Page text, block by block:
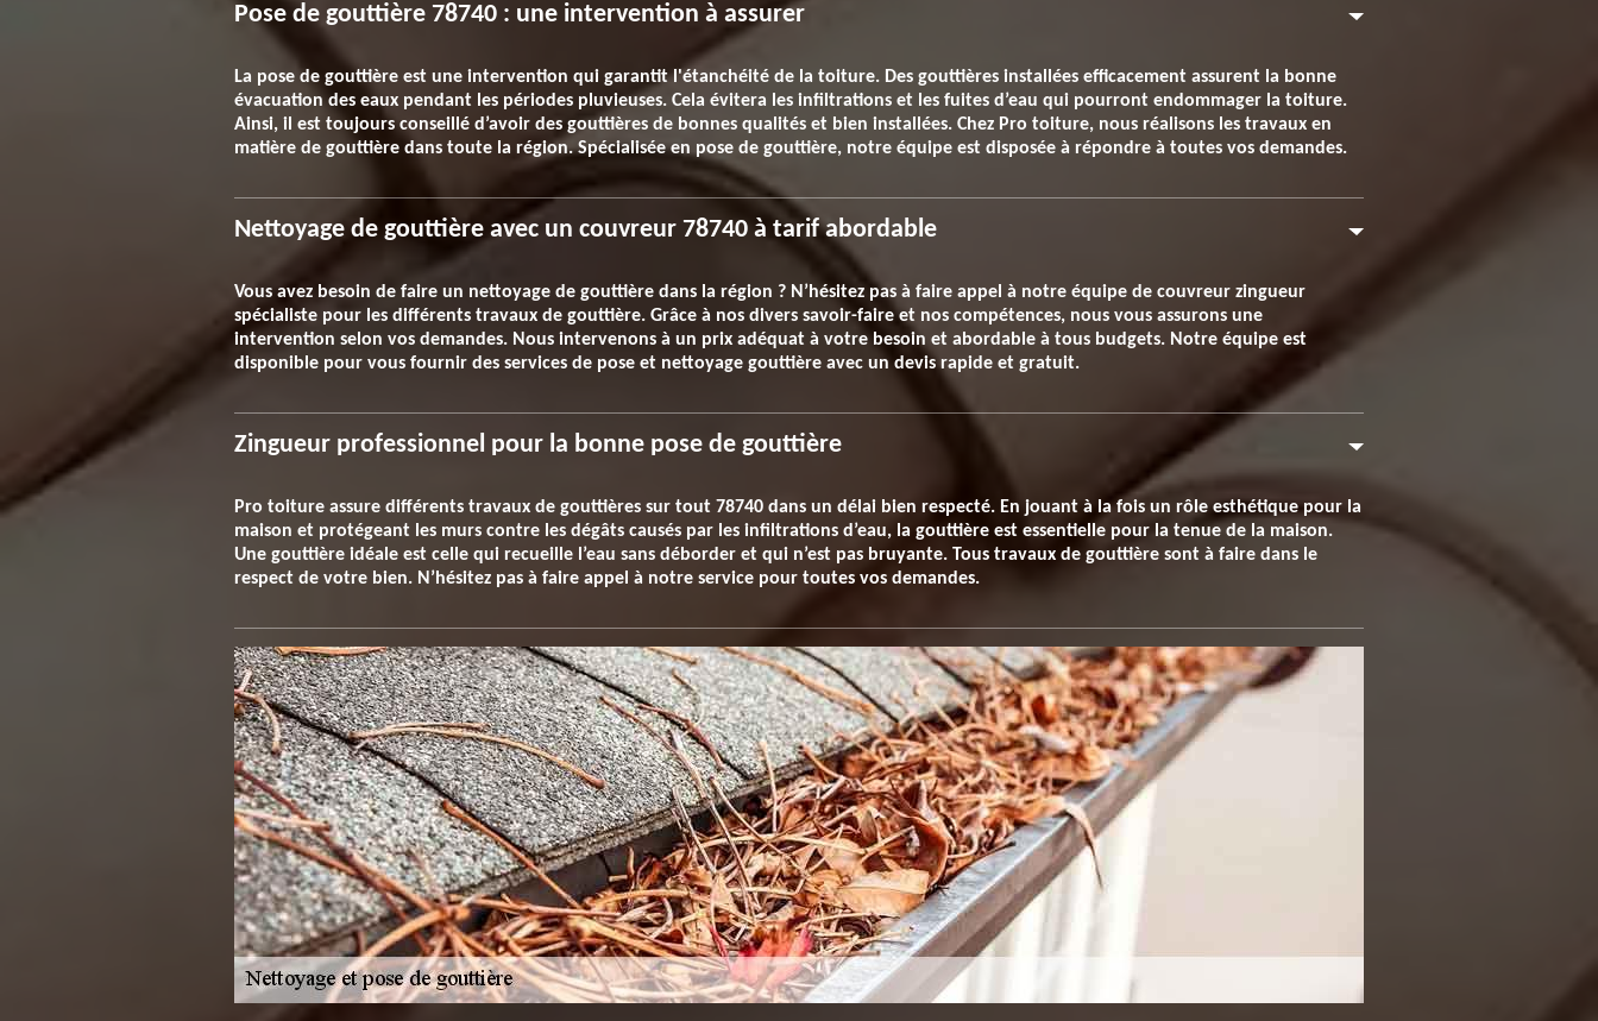
Pose de gouttière 78740 : une intervention à assurer
La pose de gouttière est une intervention qui garantit l'étanchéité de la toiture. Des gouttières installées efficacement assurent la bonne
évacuation des eaux pendant les périodes pluvieuses. Cela évitera les infiltrations et les fuites d’eau qui pourront endommager la toiture.
Ainsi, il est toujours conseillé d’avoir des gouttières de bonnes qualités et bien installées. Chez Pro toiture, nous réalisons les travaux en
matière de gouttière dans toute la région. Spécialisée en pose de gouttière, notre équipe est disposée à répondre à toutes vos demandes.
Nettoyage de gouttière avec un couvreur 78740 à tarif abordable
Vous avez besoin de faire un nettoyage de gouttière dans la région ? N’hésitez pas à faire appel à notre équipe de couvreur zingueur
spécialiste pour les différents travaux de gouttière. Grâce à nos divers savoir-faire et nos compétences, nous vous assurons une
intervention selon vos demandes. Nous intervenons à un prix adéquat à votre besoin et abordable à tous budgets. Notre équipe est
disponible pour vous fournir des services de pose et nettoyage gouttière avec un devis rapide et gratuit.
Zingueur professionnel pour la bonne pose de gouttière
Pro toiture assure différents travaux de gouttières sur tout 78740 dans un délai bien respecté. En jouant à la fois un rôle esthétique pour la
maison et protégeant les murs contre les dégâts causés par les infiltrations d’eau, la gouttière est essentielle pour la tenue de la maison.
Une gouttière idéale est celle qui recueille l’eau sans déborder et qui n’est pas bruyante. Tous travaux de gouttière sont à faire dans le
respect de votre bien. N’hésitez pas à faire appel à notre service pour toutes vos demandes.